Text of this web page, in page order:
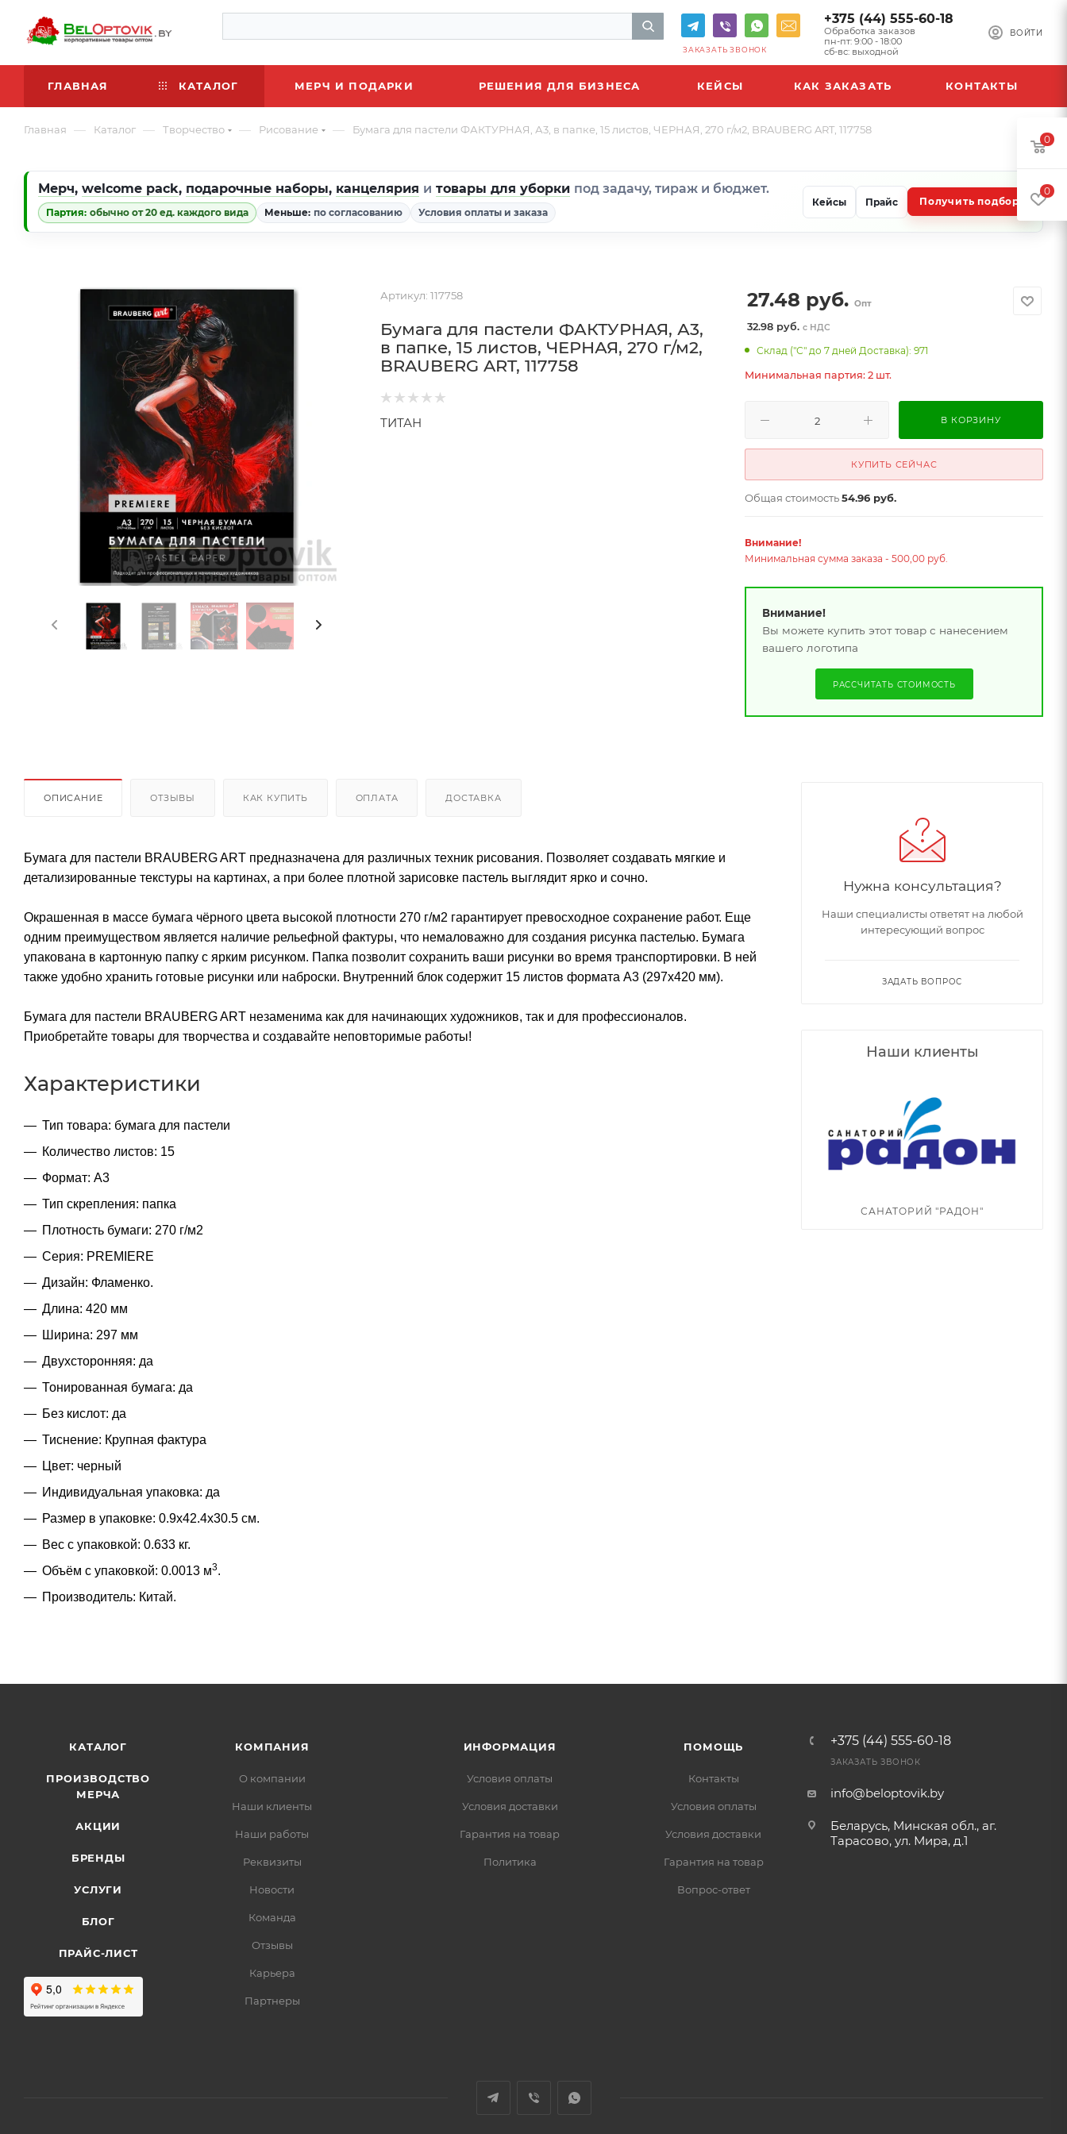
ВОЙТИ
+375 (44) 555-60-18
Обработка заказов
пн-пт: 9:00 - 18:00
сб-вс: выходной
ЗАКАЗАТЬ ЗВОНОК
ГЛАВНАЯ КАТАЛОГ МЕРЧ И ПОДАРКИ РЕШЕНИЯ ДЛЯ БИЗНЕСА КЕЙСЫ КАК ЗАКАЗАТЬ КОНТАКТЫ
Главная — Каталог — Творчество — Рисование — Бумага для пастели ФАКТУРНАЯ, А3, в папке, 15 листов, ЧЕРНАЯ, 270 г/м2, BRAUBERG ART, 117758
Мерч, welcome pack, подарочные наборы, канцелярия и товары для уборки под задачу, тираж и бюджет.
Партия: обычно от 20 ед. каждого вида Меньше: по согласованию Условия оплаты и заказа
Кейсы Прайс Получить подбор
Артикул: 117758
Бумага для пастели ФАКТУРНАЯ, А3,
в папке, 15 листов, ЧЕРНАЯ, 270 г/м2,
BRAUBERG ART, 117758
ТИТАН
27.48 руб. Опт
32.98 руб.с НДС
Склад ("С" до 7 дней Доставка): 971
Минимальная партия: 2 шт.
В КОРЗИНУ
КУПИТЬ СЕЙЧАС
Общая стоимость54.96 руб.
Внимание!
Минимальная сумма заказа - 500,00 руб.
Внимание!
Вы можете купить этот товар с нанесением
вашего логотипа
РАССЧИТАТЬ СТОИМОСТЬ
ОПИСАНИЕ ОТЗЫВЫ КАК КУПИТЬ ОПЛАТА ДОСТАВКА
Бумага для пастели BRAUBERG ART предназначена для различных техник рисования. Позволяет создавать мягкие и
детализированные текстуры на картинах, а при более плотной зарисовке пастель выглядит ярко и сочно.
Окрашенная в массе бумага чёрного цвета высокой плотности 270 г/м2 гарантирует превосходное сохранение работ. Еще
одним преимуществом является наличие рельефной фактуры, что немаловажно для создания рисунка пастелью. Бумага
упакована в картонную папку с ярким рисунком. Папка позволит сохранить ваши рисунки во время транспортировки. В ней
также удобно хранить готовые рисунки или наброски. Внутренний блок содержит 15 листов формата А3 (297х420 мм).
Бумага для пастели BRAUBERG ART незаменима как для начинающих художников, так и для профессионалов.
Приобретайте товары для творчества и создавайте неповторимые работы!
Характеристики
Тип товара: бумага для пастели
Количество листов: 15
Формат: А3
Тип скрепления: папка
Плотность бумаги: 270 г/м2
Серия: PREMIERE
Дизайн: Фламенко.
Длина: 420 мм
Ширина: 297 мм
Двухсторонняя: да
Тонированная бумага: да
Без кислот: да
Тиснение: Крупная фактура
Цвет: черный
Индивидуальная упаковка: да
Размер в упаковке: 0.9x42.4x30.5 см.
Вес с упаковкой: 0.633 кг.
Объём с упаковкой: 0.0013 м3.
Производитель: Китай.
Нужна консультация?
Наши специалисты ответят на любой
интересующий вопрос
ЗАДАТЬ ВОПРОС
Наши клиенты
САНАТОРИЙ "РАДОН"
КАТАЛОГ
ПРОИЗВОДСТВО
МЕРЧА
АКЦИИ
БРЕНДЫ
УСЛУГИ
БЛОГ
ПРАЙС-ЛИСТ
КОМПАНИЯ
О компании
Наши клиенты
Наши работы
Реквизиты
Новости
Команда
Отзывы
Карьера
Партнеры
ИНФОРМАЦИЯ
Условия оплаты
Условия доставки
Гарантия на товар
Политика
ПОМОЩЬ
Контакты
Условия оплаты
Условия доставки
Гарантия на товар
Вопрос-ответ
+375 (44) 555-60-18
ЗАКАЗАТЬ ЗВОНОК
info@beloptovik.by
Беларусь, Минская обл., аг.
Тарасово, ул. Мира, д.1
0
0